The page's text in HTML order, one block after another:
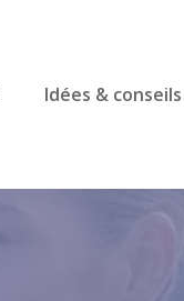
Idées & conseils